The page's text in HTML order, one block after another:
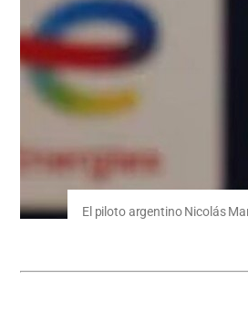
El piloto argentino Nicolás